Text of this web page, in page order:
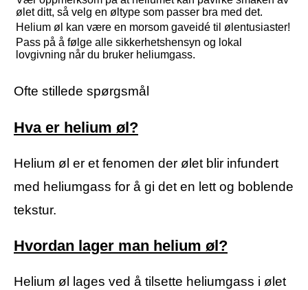
ølet ditt, så velg en øltype som passer bra med det.
Helium øl kan være en morsom gaveidé til ølentusiaster!
Pass på å følge alle sikkerhetshensyn og lokal
lovgivning når du bruker heliumgass.
Ofte stillede spørgsmål
Hva er helium øl?
Helium øl er et fenomen der ølet blir infundert
med heliumgass for å gi det en lett og boblende
tekstur.
Hvordan lager man helium øl?
Helium øl lages ved å tilsette heliumgass i ølet